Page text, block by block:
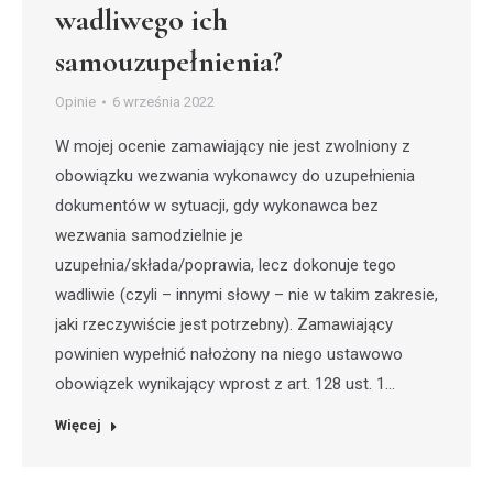
wadliwego ich
samouzupełnienia?
Opinie 6 września 2022
W mojej ocenie zamawiający nie jest zwolniony z
obowiązku wezwania wykonawcy do uzupełnienia
dokumentów w sytuacji, gdy wykonawca bez
wezwania samodzielnie je
uzupełnia/składa/poprawia, lecz dokonuje tego
wadliwie (czyli – innymi słowy – nie w takim zakresie,
jaki rzeczywiście jest potrzebny). Zamawiający
powinien wypełnić nałożony na niego ustawowo
obowiązek wynikający wprost z art. 128 ust. 1…
Więcej